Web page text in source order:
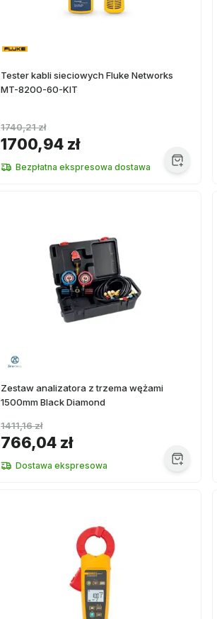
Tester kabli sieciowych Fluke Networks
MT-8200-60-KIT
1700,94 zł
1740,21 zł
Bezpłatna ekspresowa dostawa
Zestaw analizatora z trzema wężami
1500mm Black Diamond
766,04 zł
1411,16 zł
Dostawa ekspresowa